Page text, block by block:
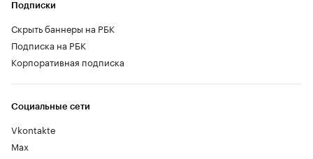
Социальные сети
Vkontakte
Max
Подписки
Скрыть баннеры на РБК
Подписка на РБК
Корпоративная подписка